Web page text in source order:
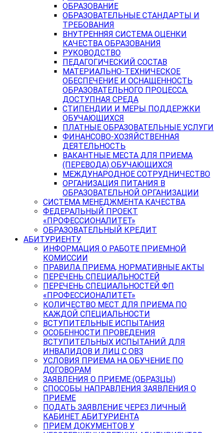
ОБРАЗОВАНИЕ
ОБРАЗОВАТЕЛЬНЫЕ СТАНДАРТЫ И
ТРЕБОВАНИЯ
ВНУТРЕННЯЯ СИСТЕМА ОЦЕНКИ
КАЧЕСТВА ОБРАЗОВАНИЯ
РУКОВОДСТВО
ПЕДАГОГИЧЕСКИЙ СОСТАВ
МАТЕРИАЛЬНО-ТЕХНИЧЕСКОЕ
ОБЕСПЕЧЕНИЕ И ОСНАЩЕННОСТЬ
ОБРАЗОВАТЕЛЬНОГО ПРОЦЕССА.
ДОСТУПНАЯ СРЕДА
СТИПЕНДИИ И МЕРЫ ПОДДЕРЖКИ
ОБУЧАЮЩИХСЯ
ПЛАТНЫЕ ОБРАЗОВАТЕЛЬНЫЕ УСЛУГИ
ФИНАНСОВО-ХОЗЯЙСТВЕННАЯ
ДЕЯТЕЛЬНОСТЬ
ВАКАНТНЫЕ МЕСТА ДЛЯ ПРИЕМА
(ПЕРЕВОДА) ОБУЧАЮЩИХСЯ
МЕЖДУНАРОДНОЕ СОТРУДНИЧЕСТВО
ОРГАНИЗАЦИЯ ПИТАНИЯ В
ОБРАЗОВАТЕЛЬНОЙ ОРГАНИЗАЦИИ
СИСТЕМА МЕНЕДЖМЕНТА КАЧЕСТВА
ФЕДЕРАЛЬНЫЙ ПРОЕКТ
«ПРОФЕССИОНАЛИТЕТ»
ОБРАЗОВАТЕЛЬНЫЙ КРЕДИТ
АБИТУРИЕНТУ
ИНФОРМАЦИЯ О РАБОТЕ ПРИЕМНОЙ
КОМИССИИ
ПРАВИЛА ПРИЕМА, НОРМАТИВНЫЕ АКТЫ
ПЕРЕЧЕНЬ СПЕЦИАЛЬНОСТЕЙ
ПЕРЕЧЕНЬ СПЕЦИАЛЬНОСТЕЙ ФП
«ПРОФЕССИОНАЛИТЕТ»
КОЛИЧЕСТВО МЕСТ ДЛЯ ПРИЕМА ПО
КАЖДОЙ СПЕЦИАЛЬНОСТИ
ВСТУПИТЕЛЬНЫЕ ИСПЫТАНИЯ
ОСОБЕННОСТИ ПРОВЕДЕНИЯ
ВСТУПИТЕЛЬНЫХ ИСПЫТАНИЙ ДЛЯ
ИНВАЛИДОВ И ЛИЦ С ОВЗ
УСЛОВИЯ ПРИЕМА НА ОБУЧЕНИЕ ПО
ДОГОВОРАМ
ЗАЯВЛЕНИЯ О ПРИЕМЕ (ОБРАЗЦЫ)
СПОСОБЫ НАПРАВЛЕНИЯ ЗАЯВЛЕНИЯ О
ПРИЕМЕ
ПОДАТЬ ЗАЯВЛЕНИЕ ЧЕРЕЗ ЛИЧНЫЙ
КАБИНЕТ АБИТУРИЕНТА
ПРИЕМ ДОКУМЕНТОВ У